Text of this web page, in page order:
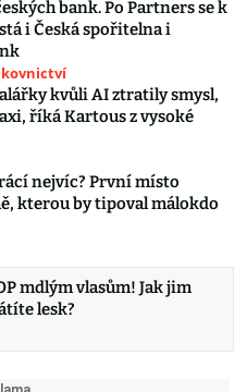
bank. Po Partners se k
i Česká spořitelna i
kvůli AI ztratily smysl,
říká Kartous z vysoké
nejvíc? První místo
kterou by tipoval málokdo
mdlým vlasům! Jak jim
lesk?